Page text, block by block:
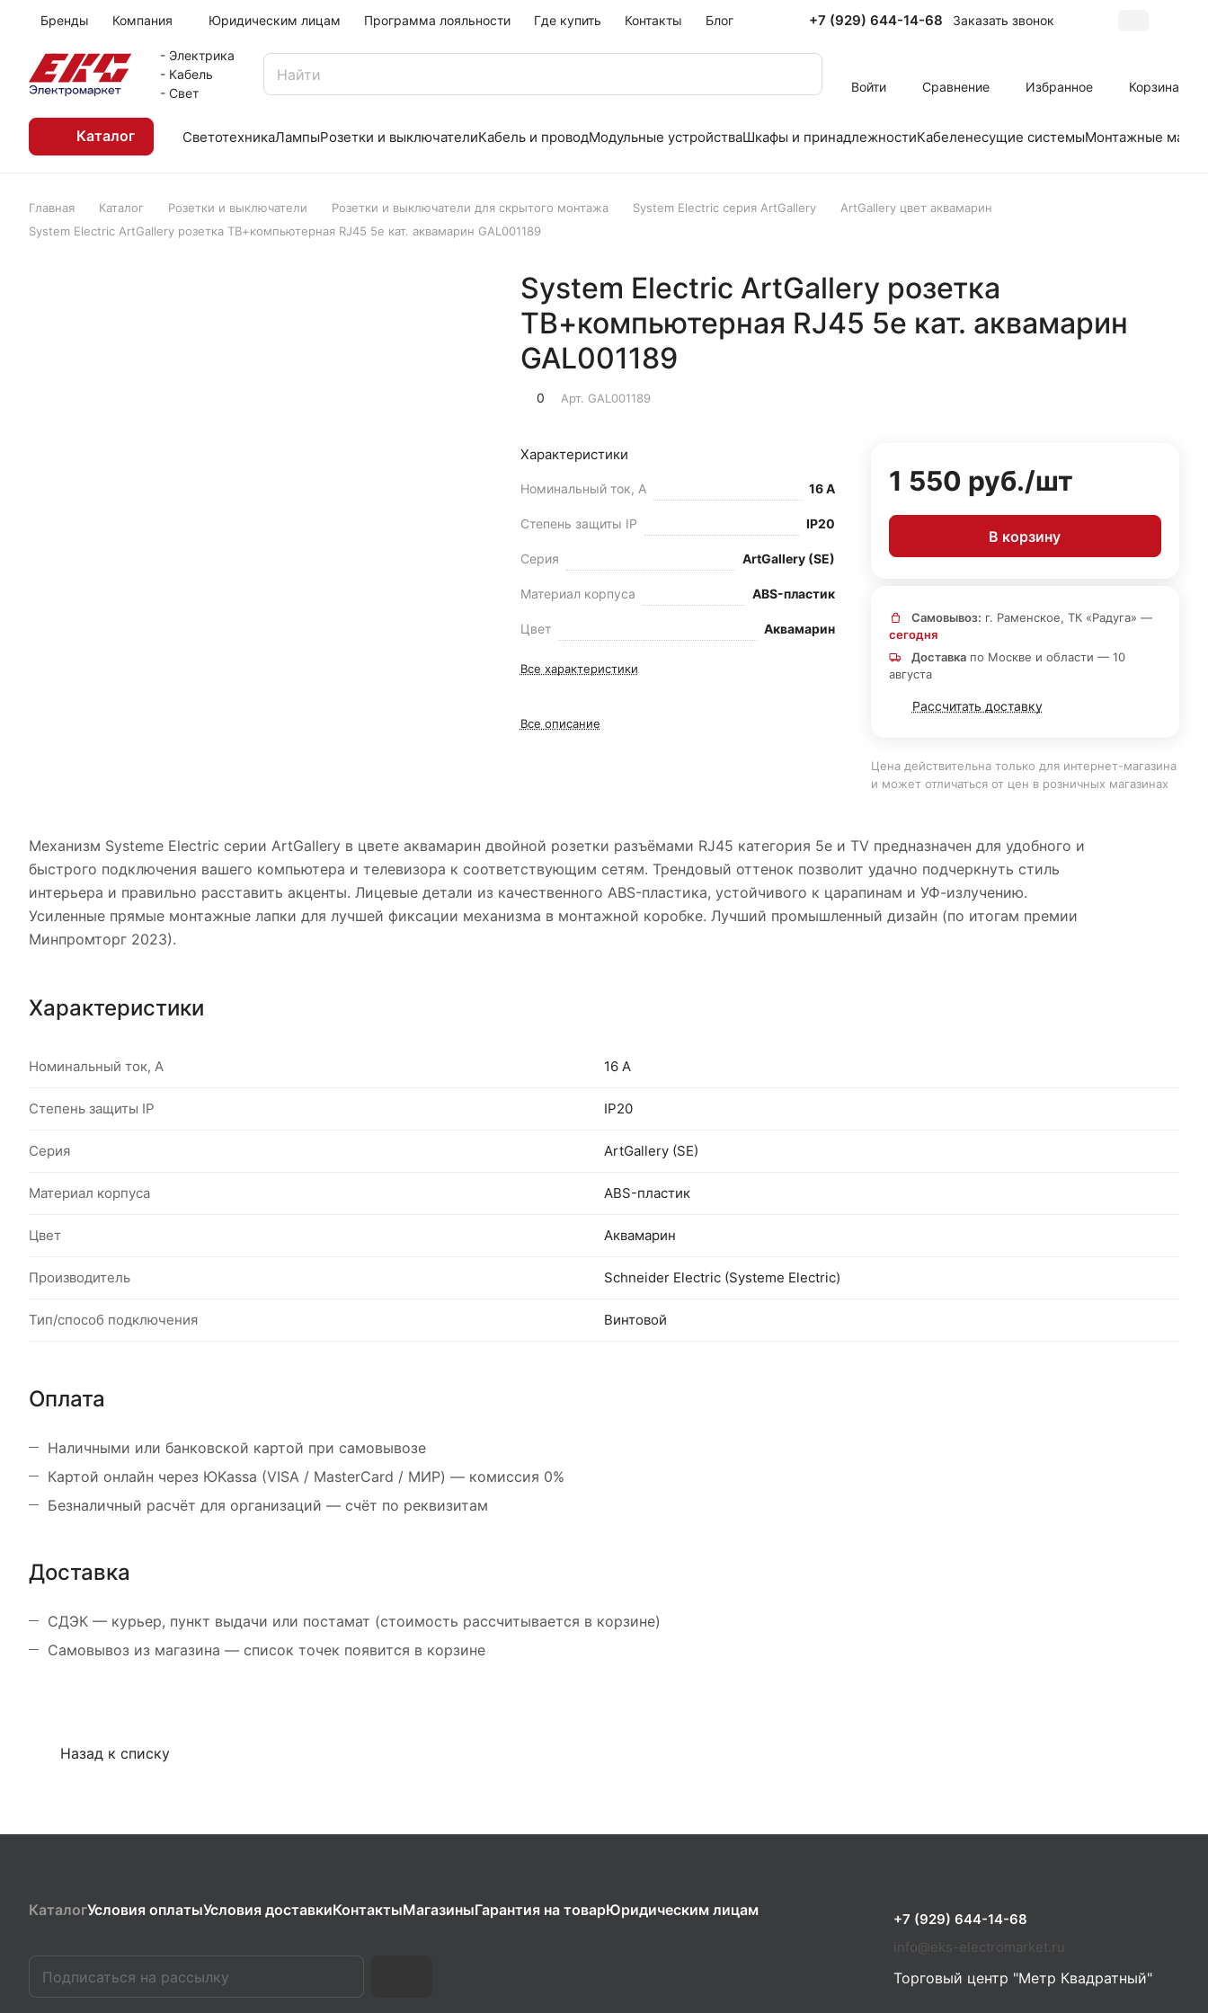
Бренды Компания Юридическим лицам Программа лояльности Где купить Контакты Блог +7 (929) 644-14-68 Заказать звонок
- Электрика
- Кабель
- Свет
Войти Сравнение Избранное Корзина
Каталог СветотехникаЛампыРозетки и выключателиКабель и проводМодульные устройстваШкафы и принадлежностиКабеленесущие системыМонтажные
Главная Каталог Розетки и выключатели Розетки и выключатели для скрытого монтажа System Electric серия ArtGallery
ArtGallery цвет аквамарин
System Electric ArtGallery розетка ТВ+компьютерная RJ45 5е кат. аквамарин GAL001189
System Electric ArtGallery розетка
ТВ+компьютерная RJ45 5е кат. аквамарин
GAL001189
0 Арт. GAL001189
Характеристики
Номинальный ток, А 16 А
Степень защиты IP IP20
Серия ArtGallery (SE)
Материал корпуса ABS-пластик
Цвет Аквамарин
Все характеристики
Все описание
1 550 руб./шт
В корзину
Самовывоз: г. Раменское, ТК «Радуга» —
сегодня
Доставкапо Москве и области — 10
августа
Рассчитать доставку
Цена действительна только для интернет-магазина
и может отличаться от цен в розничных магазинах
Механизм Systeme Electric серии ArtGallery в цвете аквамарин двойной розетки разъёмами RJ45 категория 5е и TV предназначен для удобного и
быстрого подключения вашего компьютера и телевизора к соответствующим сетям. Трендовый оттенок позволит удачно подчеркнуть стиль
интерьера и правильно расставить акценты. Лицевые детали из качественного ABS-пластика, устойчивого к царапинам и УФ-излучению.
Усиленные прямые монтажные лапки для лучшей фиксации механизма в монтажной коробке. Лучший промышленный дизайн (по итогам премии
Минпромторг 2023).
Характеристики
Номинальный ток, А 16 А
Степень защиты IP IP20
Серия ArtGallery (SE)
Материал корпуса ABS-пластик
Цвет Аквамарин
Производитель Schneider Electric (Systeme Electric)
Тип/способ подключения Винтовой
Оплата
Наличными или банковской картой при самовывозе
Картой онлайн через ЮKassa (VISA / MasterCard / МИР) — комиссия 0%
Безналичный расчёт для организаций — счёт по реквизитам
Доставка
СДЭК — курьер, пункт выдачи или постамат (стоимость рассчитывается в корзине)
Самовывоз из магазина — список точек появится в корзине
Назад к списку
КаталогУсловия оплатыУсловия доставкиКонтактыМагазиныГарантия на товарЮридическим лицам
+7 (929) 644-14-68
info@eks-electromarket.ru
Торговый центр "Метр Квадратный"